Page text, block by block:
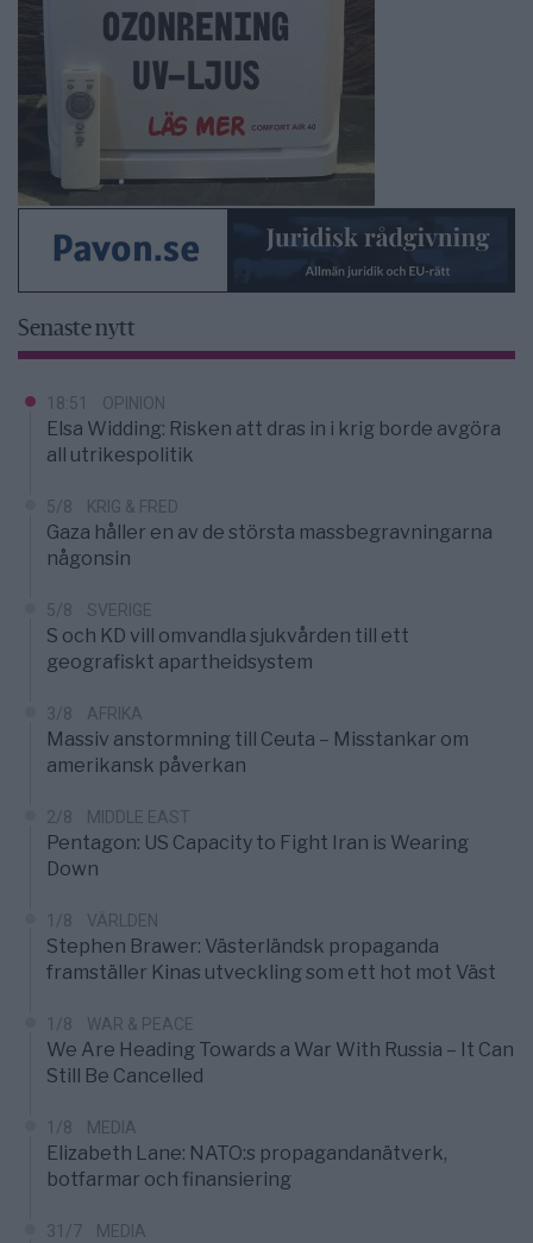
Senaste nytt
18:51 OPINION
Elsa Widding: Risken att dras in i krig borde avgöra
all utrikespolitik
5/8 KRIG & FRED
Gaza håller en av de största massbegravningarna
någonsin
5/8 SVERIGE
S och KD vill omvandla sjukvården till ett
geografiskt apartheidsystem
3/8 AFRIKA
Massiv anstormning till Ceuta – Misstankar om
amerikansk påverkan
2/8 MIDDLE EAST
Pentagon: US Capacity to Fight Iran is Wearing
Down
1/8 VÄRLDEN
Stephen Brawer: Västerländsk propaganda
framställer Kinas utveckling som ett hot mot Väst
1/8 WAR & PEACE
We Are Heading Towards a War With Russia – It Can
Still Be Cancelled
1/8 MEDIA
Elizabeth Lane: NATO:s propagandanätverk,
botfarmar och finansiering
31/7 MEDIA